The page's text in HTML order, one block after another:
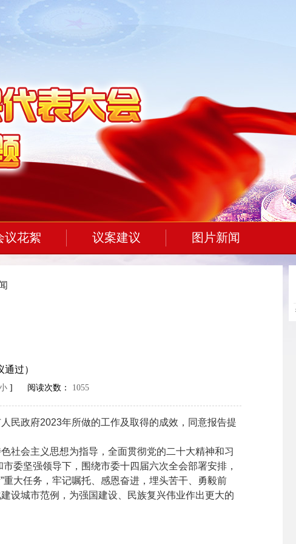
议花絮 议案建议 图片新闻
过）
] 阅读次数： 1055
政府2023年所做的工作及取得的成效，同意报告提
会主义思想为指导，全面贯彻党的二十大精神和习
委坚强领导下，围绕市委十四届六次全会部署安排，
大任务，牢记嘱托、感恩奋进，埋头苦干、勇毅前
设城市范例，为强国建设、民族复兴伟业作出更大的